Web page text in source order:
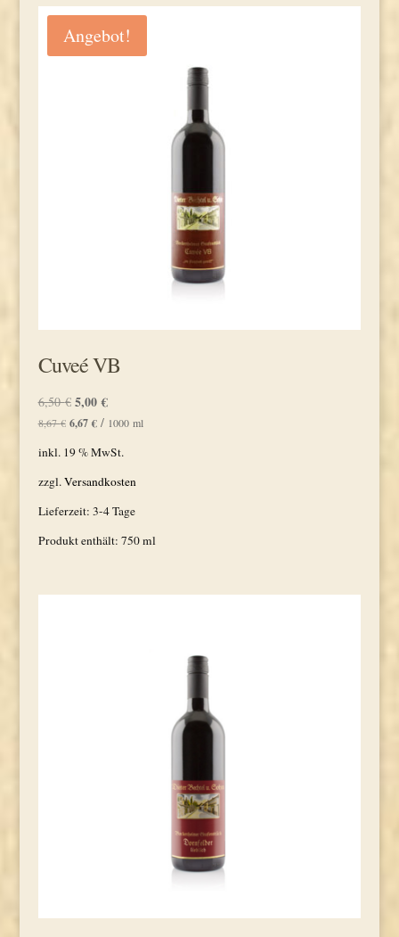
Angebot!
Cuveé VB
6,50€ Ursprünglicher
Preis
6,50 €
5,00€Aktueller
Preis
5,00 €.
8,67€ 6,67€/ 1000 ml
inkl. 19 % MwSt.
zzgl.Versandkosten
Lieferzeit: 3-4 Tage
Produkt enthält: 750ml